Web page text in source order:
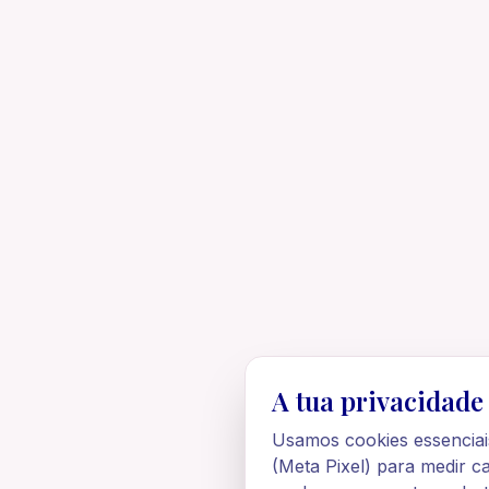
A tua
Usamos cookies
(Meta Pixel) para medir